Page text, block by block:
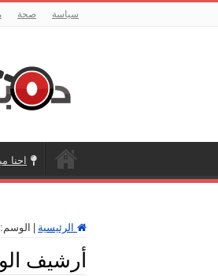
سياسة صحة
احنا
الرئيسية الوسم:
أرشيف